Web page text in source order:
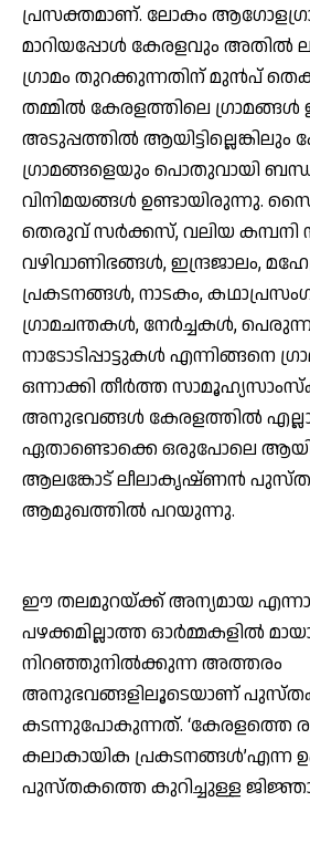
പ്രസക്തമാണ്. ലോകം
മാറിയപ്പോള്‍ കേരളവും അതില്‍
ഗ്രാമം തുറക്കുന്നതിന് മുന്‍പ്
തമ്മില്‍ കേരളത്തിലെ
അടുപ്പത്തില്‍ ആയിട്ടില്ലെങ്കിലും
ഗ്രാമങ്ങളെയും പൊതുവായി
വിനിമയങ്ങള്‍ ഉണ്ടായിരുന്നു.
തെരുവ് സര്‍ക്കസ്, വലിയ
വഴിവാണിഭങ്ങള്‍, ഇന്ദ്രജാലം,
പ്രകടനങ്ങള്‍, നാടകം,
ഗ്രാമചന്തകള്‍, നേര്‍ച്ചകള്‍,
നാടോടിപ്പാട്ടുകള്‍ എന്നിങ്ങനെ
ഒന്നാക്കി തീര്‍ത്ത
അനുഭവങ്ങള്‍ കേരളത്തില്‍
ഏതാണ്ടൊക്കെ ഒരുപോലെ
ആലങ്കോട് ലീലാകൃഷ്ണന്‍
ആമുഖത്തില്‍ പറയുന്നു.
ഈ തലമുറയ്ക്ക് അന്യമായ
പഴക്കമില്ലാത്ത ഓര്‍മ്മകളില്‍
നിറഞ്ഞുനില്‍ക്കുന്ന അത്തരം
അനുഭവങ്ങളിലൂടെയാണ്
കടന്നുപോകുന്നത്. ‘കേരളത്തെ
കലാകായിക പ്രകടനങ്ങള്‍’എന്ന
പുസ്തകത്തെ കുറിച്ചുള്ള